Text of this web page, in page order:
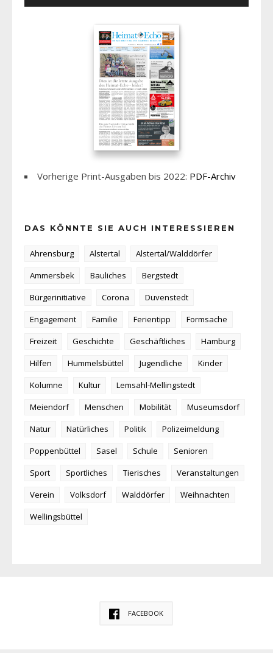
Vorherige Print-Ausgaben bis 2022: PDF-Archiv
DAS KÖNNTE SIE AUCH INTERESSIEREN
Ahrensburg Alstertal
Alstertal/Walddörfer
Ammersbek
Bauliches
Bergstedt
Bürgerinitiative
Corona
Duvenstedt
Engagement
Familie Ferientipp
Formsache
Freizeit
Geschichte Geschäftliches
Hamburg
Hilfen
Hummelsbüttel Jugendliche
Kinder
Kolumne
Kultur
Lemsahl-Mellingstedt
Meiendorf
Menschen Mobilität
Museumsdorf
Natur
Natürliches Politik
Polizeimeldung
Poppenbüttel
Sasel Schule
Senioren
Sport
Sportliches Tierisches
Veranstaltungen
Verein
Volksdorf Walddörfer
Weihnachten
Wellingsbüttel
FACEBOOK